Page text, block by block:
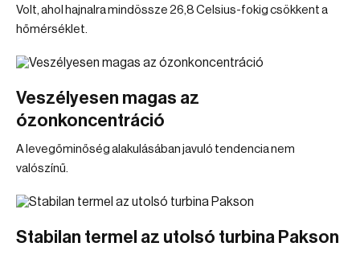
Volt, ahol hajnalra mindössze 26,8 Celsius-fokig csökkent a
hőmérséklet.
Veszélyesen magas az
ózonkoncentráció
A levegőminőség alakulásában javuló tendencia nem
valószínű.
Stabilan termel az utolsó turbina Pakson